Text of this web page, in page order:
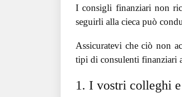
I consigli finanziari non
seguirli alla cieca può
Assicuratevi che ciò non
tipi di consulenti finanziari
1. I vostri colleghi